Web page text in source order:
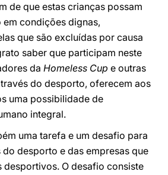
de que estas crianças possam
condições dignas,
que são excluídas por causa
saber que participam neste
da Homeless Cup e outras
do desporto, oferecem aos
uma possibilidade de
integral.
uma tarefa e um desafio para
desporto e das empresas que
desportivos. O desafio consiste